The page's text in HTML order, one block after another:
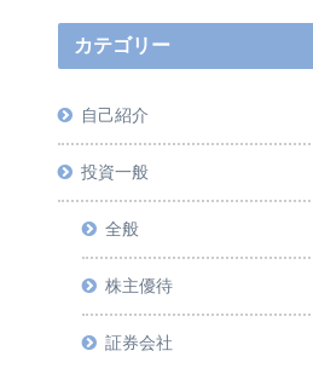
カテゴリー
自己紹介
投資一般
全般
株主優待
証券会社